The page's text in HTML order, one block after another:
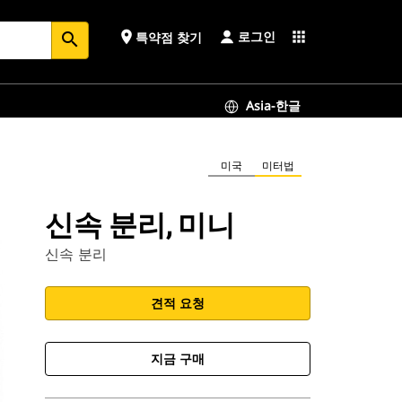
search place 특약점 찾기 로그인 apps
Asia-한글
미국 미터법
신속 분리, 미니
신속 분리
견적 요청
지금 구매